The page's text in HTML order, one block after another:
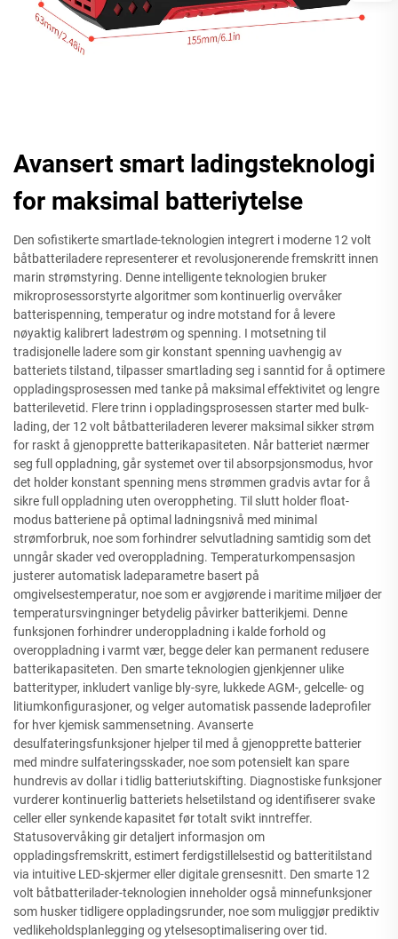
Avansert smart ladingsteknologi
for maksimal batteriytelse
Den sofistikerte smartlade-teknologien integrert i moderne 12 volt
båtbatteriladere representerer et revolusjonerende fremskritt innen
marin strømstyring. Denne intelligente teknologien bruker
mikroprosessorstyrte algoritmer som kontinuerlig overvåker
batterispenning, temperatur og indre motstand for å levere
nøyaktig kalibrert ladestrøm og spenning. I motsetning til
tradisjonelle ladere som gir konstant spenning uavhengig av
batteriets tilstand, tilpasser smartlading seg i sanntid for å optimere
oppladingsprosessen med tanke på maksimal effektivitet og lengre
batterilevetid. Flere trinn i oppladingsprosessen starter med bulk-
lading, der 12 volt båtbatteriladeren leverer maksimal sikker strøm
for raskt å gjenopprette batterikapasiteten. Når batteriet nærmer
seg full oppladning, går systemet over til absorpsjonsmodus, hvor
det holder konstant spenning mens strømmen gradvis avtar for å
sikre full oppladning uten overoppheting. Til slutt holder float-
modus batteriene på optimal ladningsnivå med minimal
strømforbruk, noe som forhindrer selvutladning samtidig som det
unngår skader ved overoppladning. Temperaturkompensasjon
justerer automatisk ladeparametre basert på
omgivelsestemperatur, noe som er avgjørende i maritime miljøer der
temperatursvingninger betydelig påvirker batterikjemi. Denne
funksjonen forhindrer underoppladning i kalde forhold og
overoppladning i varmt vær, begge deler kan permanent redusere
batterikapasiteten. Den smarte teknologien gjenkjenner ulike
batterityper, inkludert vanlige bly-syre, lukkede AGM-, gelcelle- og
litiumkonfigurasjoner, og velger automatisk passende ladeprofiler
for hver kjemisk sammensetning. Avanserte
desulfateringsfunksjoner hjelper til med å gjenopprette batterier
med mindre sulfateringsskader, noe som potensielt kan spare
hundrevis av dollar i tidlig batteriutskifting. Diagnostiske funksjoner
vurderer kontinuerlig batteriets helsetilstand og identifiserer svake
celler eller synkende kapasitet før totalt svikt inntreffer.
Statusovervåking gir detaljert informasjon om
oppladingsfremskritt, estimert ferdigstillelsestid og batteritilstand
via intuitive LED-skjermer eller digitale grensesnitt. Den smarte 12
volt båtbatterilader-teknologien inneholder også minnefunksjoner
som husker tidligere oppladingsrunder, noe som muliggjør prediktiv
vedlikeholdsplanlegging og ytelsesoptimalisering over tid.